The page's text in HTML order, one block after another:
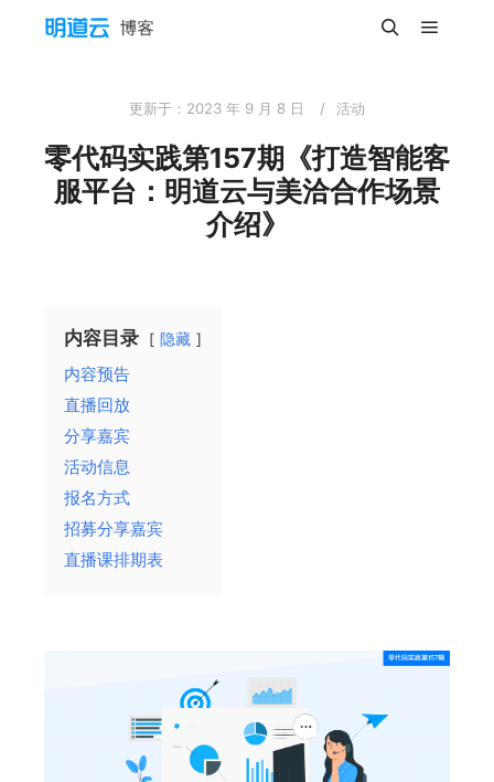
更新于： 2023 年 9 月 8 日 活动
零代码实践第157期《打造智能客
服平台：明道云与美洽合作场景
介绍》
内容目录 隐藏
内容预告
直播回放
分享嘉宾
活动信息
报名方式
招募分享嘉宾
直播课排期表